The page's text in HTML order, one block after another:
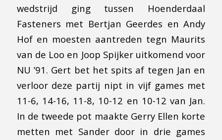
wedstrijd ging tussen Hoenderdaal
Fasteners met Bertjan Geerdes en Andy
Hof en moesten aantreden tegn Maurits
van de Loo en Joop Spijker uitkomend voor
NU ’91. Gert bet het spits af tegen Jan en
verloor deze partij nipt in vijf games met
11-6, 14-16, 11-8, 10-12 en 10-12 van Jan.
In de tweede pot maakte Gerry Ellen korte
metten met Sander door in drie games